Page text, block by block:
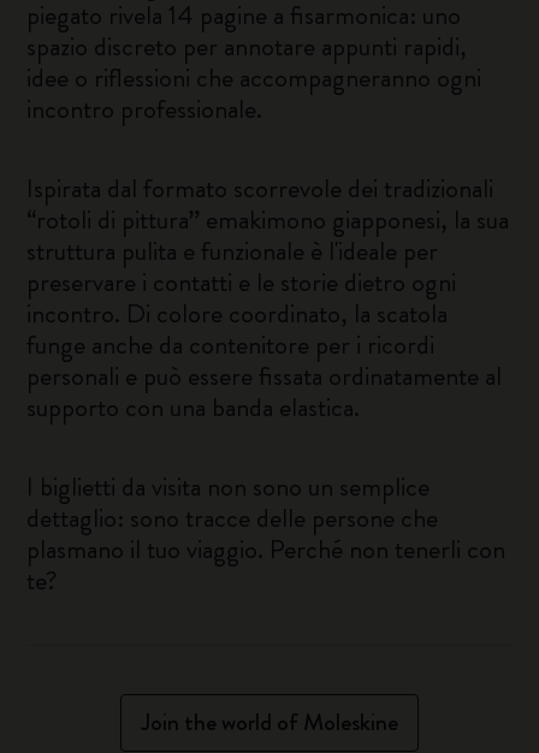
piegato rivela 14 pagine a fisarmonica: uno
spazio discreto per annotare appunti rapidi,
idee o riflessioni che accompagneranno ogni
incontro professionale.
Ispirata dal formato scorrevole dei tradizionali
“rotoli di pittura” emakimono giapponesi, la sua
struttura pulita e funzionale è l'ideale per
preservare i contatti e le storie dietro ogni
incontro. Di colore coordinato, la scatola
funge anche da contenitore per i ricordi
personali e può essere fissata ordinatamente al
supporto con una banda elastica.
I biglietti da visita non sono un semplice
dettaglio: sono tracce delle persone che
plasmano il tuo viaggio. Perché non tenerli con
te?
Join the world of Moleskine